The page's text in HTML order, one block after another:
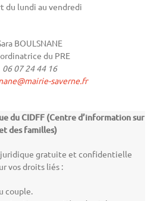
du lundi au vendredi
BOULSNANE
du PRE
06 07 24 44 16
saverne.fr
du CIDFF (Centre d’information sur
des familles)
juridique gratuite et confidentielle
vos droits liés :
couple.